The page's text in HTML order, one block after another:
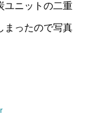
ユニットの二重
まったので写真